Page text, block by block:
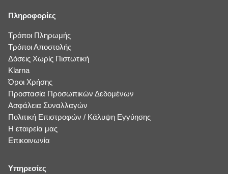
Πληροφορίες
Τρόποι Πληρωμής
Τρόποι Αποστολής
Δόσεις Χωρίς Πιστωτική
Klarna
Όροι Χρήσης
Προστασία Προσωπικών Δεδομένων
Ασφάλεια Συναλλαγών
Πολιτική Επιστροφών / Κάλυψη Εγγύησης
Η εταιρεία μας
Επικοινωνία
Υπηρεσίες